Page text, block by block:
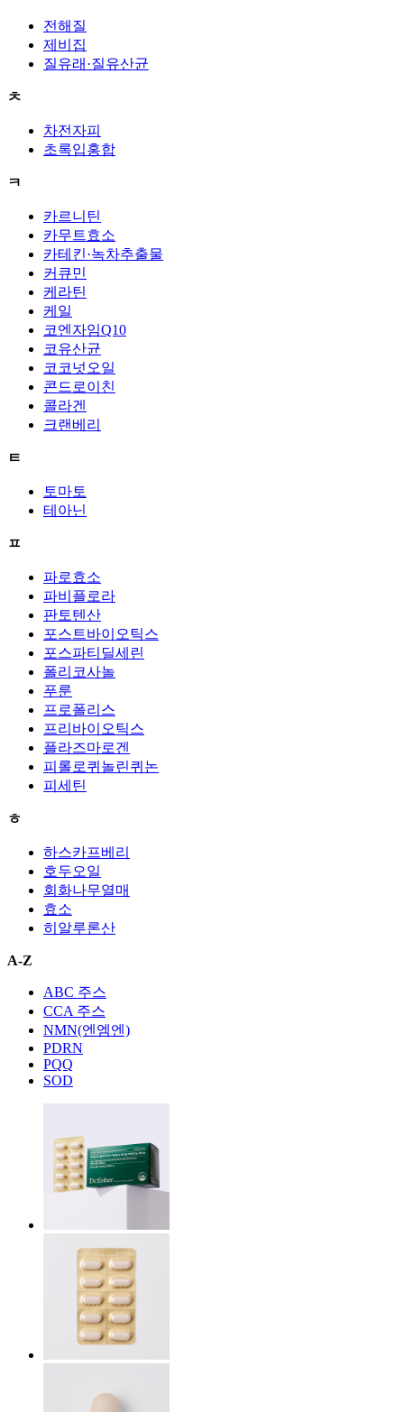
전해질
제비집
질유래·질유산균
ㅊ
차전자피
초록입홍합
ㅋ
카르니틴
카무트효소
카테킨·녹차추출물
커큐민
케라틴
케일
코엔자임Q10
코유산균
코코넛오일
콘드로이친
콜라겐
크랜베리
ㅌ
토마토
테아닌
ㅍ
파로효소
파비플로라
판토텐산
포스트바이오틱스
포스파티딜세린
폴리코사놀
푸룬
프로폴리스
프리바이오틱스
플라즈마로겐
피롤로퀴놀린퀴논
피세틴
ㅎ
하스카프베리
호두오일
회화나무열매
효소
히알루론산
A-Z
ABC 주스
CCA 주스
NMN(엔엠엔)
PDRN
PQQ
SOD